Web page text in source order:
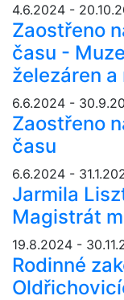
4.6.2024 -
Zaostřeno
času -
železáren
6.6.2024 -
Zaostřeno
času
6.6.2024 -
Jarmila
Magistrát
19.8.2024 -
Rodinné